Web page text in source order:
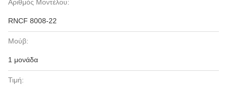
Αριθμός Μοντέλου:
RNCF 8008-22
Μούβ:
1 μονάδα
Τιμή: